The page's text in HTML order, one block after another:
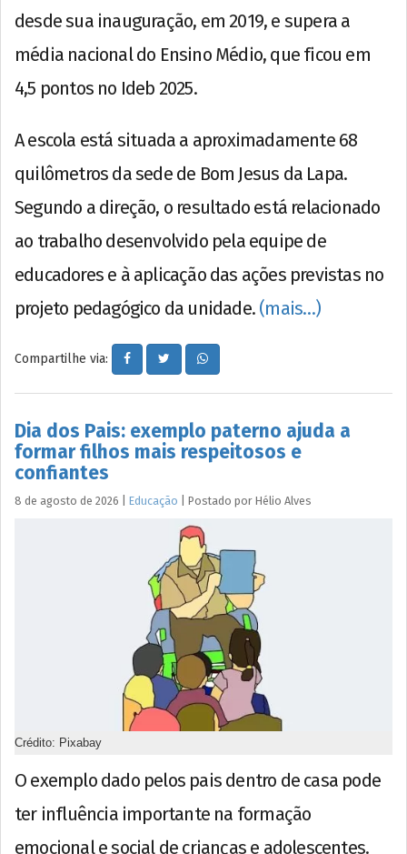
desde sua inauguração, em 2019, e supera a
média nacional do Ensino Médio, que ficou em
4,5 pontos no Ideb 2025.
A escola está situada a aproximadamente 68
quilômetros da sede de Bom Jesus da Lapa.
Segundo a direção, o resultado está relacionado
ao trabalho desenvolvido pela equipe de
educadores e à aplicação das ações previstas no
projeto pedagógico da unidade. (mais…)
Compartilhe via:
Dia dos Pais: exemplo paterno ajuda a
formar filhos mais respeitosos e
confiantes
8 de agosto de 2026 Educação Postado por Hélio Alves
Crédito: Pixabay
O exemplo dado pelos pais dentro de casa pode
ter influência importante na formação
emocional e social de crianças e adolescentes.